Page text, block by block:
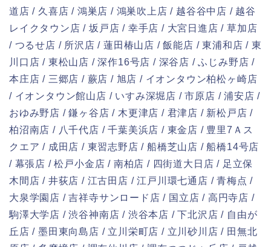
道店 / 久喜店 / 鴻巣店 / 鴻巣吹上店 / 越谷谷中店 / 越谷
レイクタウン店 / 坂戸店 / 幸手店 / 大宮日進店 / 草加店
/ つるせ店 / 所沢店 / 蓮田椿山店 / 飯能店 / 東浦和店 / 東
川口店 / 東松山店 / 深作16号店 / 深谷店 / ふじみ野店 /
本庄店 / 三郷店 / 蕨店 / 旭店 / イオンタウン柏松ヶ崎店
/ イオンタウン館山店 / いすみ深堀店 / 市原店 / 浦安店 /
おゆみ野店 / 鎌ヶ谷店 / 木更津店 / 君津店 / 新松戸店 /
柏沼南店 / 八千代店 / 千葉美浜店 / 東金店 / 豊里7Ａス
クエア / 成田店 / 東習志野店 / 船橋芝山店 / 船橋14号店
/ 幕張店 / 松戸小金店 / 南柏店 / 四街道大日店 / 足立保
木間店 / 井荻店 / 江古田店 / 江戸川環七通店 / 青梅点 /
大泉学園店 / 吉祥寺サンロード店 / 国立店 / 高円寺店 /
駒澤大学店 / 渋谷神南店 / 渋谷本店 / 下北沢店 / 自由が
丘店 / 墨田東向島店 / 立川栄町店 / 立川砂川店 / 田無北